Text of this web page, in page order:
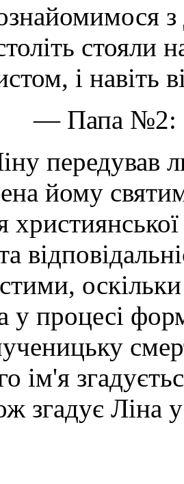
стояли
і навіть
— Папа №2:
передував
йому
у процесі
ім'я
згадує Ліна